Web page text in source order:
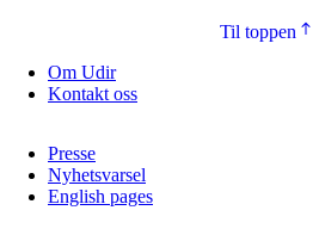
Til toppen
Om Udir
Kontakt oss
Presse
Nyhetsvarsel
English pages